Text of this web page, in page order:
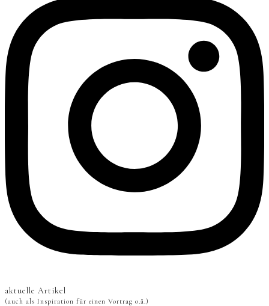
aktuelle Artikel
(auch als Inspiration für einen Vortrag o.ä.)